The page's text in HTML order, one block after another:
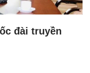
đài truyền